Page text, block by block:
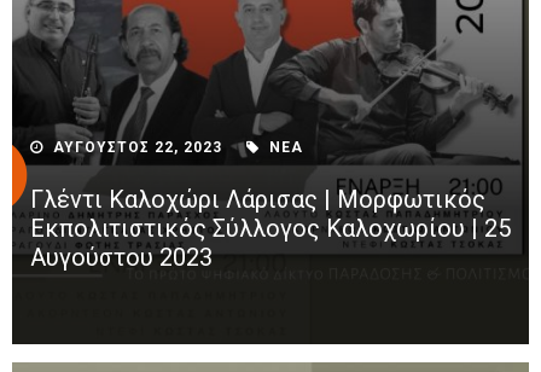
ΑΥΓΟΥΣΤΟΣ 22, 2023 ΝΕΑ
Γλέντι Καλοχώρι Λάρισας | Μορφωτικός
Εκπολιτιστικός Σύλλογος Καλοχωρίου | 25
Αυγούστου 2023